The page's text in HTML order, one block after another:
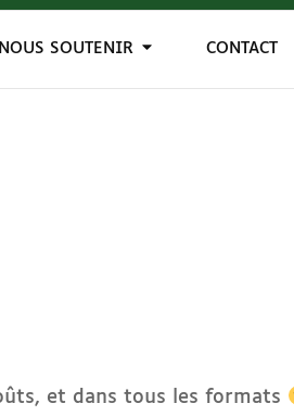
NOUS SOUTENIR CONTACT
et dans tous les formats